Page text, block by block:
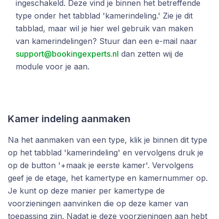
ingeschakeld. Deze vind je binnen het betreffende
type onder het tabblad 'kamerindeling.' Zie je dit
tabblad, maar wil je hier wel gebruik van maken
van kamerindelingen? Stuur dan een e-mail naar
support@bookingexperts.nl dan zetten wij de
module voor je aan.
Kamer indeling aanmaken
Na het aanmaken van een type, klik je binnen dit type
op het tabblad 'kamerindeling' en vervolgens druk je
op de button '+maak je eerste kamer'. Vervolgens
geef je de etage, het kamertype en kamernummer op.
Je kunt op deze manier per kamertype de
voorzieningen aanvinken die op deze kamer van
toepassing zijn. Nadat je deze voorzieningen aan hebt